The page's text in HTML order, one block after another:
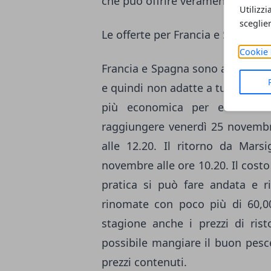
Cookie
Le offerte per Francia e Spagna
Francia e Spagna sono altre
e quindi non adatte a tutte le
più economica per
raggiungere venerdì 25
alle 12.20. Il ritorno da
novembre alle ore 10.20. Il
pratica si può fare andata e
rinomate con poco più di
stagione anche i prezzi di
possibile mangiare il buon
prezzi contenuti.